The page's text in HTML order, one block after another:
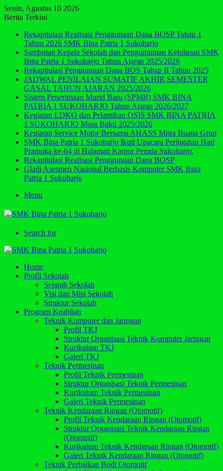
Senin, Agustus 10 2026
Berita Terkini
Rekapitulasi Realisasi Penggunaan Dana BOSP Tahap 1
Tahun 2026 SMK Bina Patria 1 Sukoharjo
Sambutan Kepala Sekolah dan Pengumuman Kelulusan SMK
Bina Patria 1 Sukoharjo Tahun Ajaran 2025/2026
Rekapitulasi Penggunaan Dana BOS Tahap II Tahun 2025
JADWAL PENILAIAN SUMATIF AKHIR SEMESTER
GASAL TAHUN AJARAN 2025/2026
Sistem Penerimaan Murid Baru (SPMB) SMK BINA
PATRIA 1 SUKOHARJO Tahun Ajaran 2026/2027
Kegiatan LDKO dan Pelantikan OSIS SMK BINA PATRIA
1 SUKOHARJO Masa Bakti 2025/2026
Kegiatan Service Motor Bersama AHASS Mitra Buana Grup
SMK Bina Patria 1 Sukoharjo Ikuti Upacara Peringatan Hari
Pramuka ke-64 di Halaman Kantor Pemda Sukoharjo.
Rekapitulasi Realisasi Penggunaan Dana BOSP
Gladi Asesmen Nasional Berbasis Komputer SMK Bina
Patria 1 Sukoharjo
Menu
Search for
Home
Profil Sekolah
Sejarah Sekolah
Visi dan Misi Sekolah
Struktur Sekolah
Program Keahlian
Teknik Komputer dan Jaringan
Profil TKJ
Struktur Organisasi Teknik Komputer Jaringan
Kurikulum TKJ
Galeri TKJ
Teknik Permesinan
Profil Teknik Permesinan
Struktur Organisasi Teknik Permesinan
Kurikulum Teknik Permesinan
Galeri Teknik Permesinan
Teknik Kendaraan Ringan (Otomotif)
Profil Teknik Kendaraan Ringan (Otomotif)
Struktur Organisasi Teknik Kendaraan Ringan
(Otomotif)
Kurikulum Teknik Kendaraan Ringan (Otomotif)
Galeri Teknik Kendaraan Ringan (Otomotif)
Teknik Perbaikan Bodi Otomotif